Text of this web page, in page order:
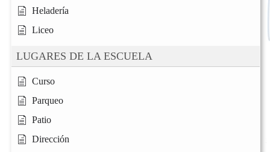
Heladería
Liceo
LUGARES DE LA ESCUELA
Curso
Parqueo
Patio
Dirección